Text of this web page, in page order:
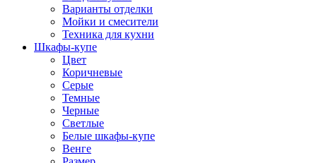
Варианты отделки
Мойки и смесители
Техника для кухни
Шкафы-купе
Цвет
Коричневые
Серые
Темные
Черные
Светлые
Белые шкафы-купе
Венге